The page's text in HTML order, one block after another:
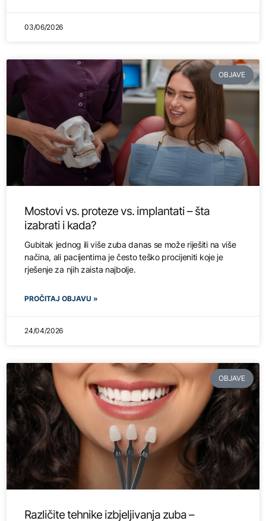
03/06/2026
OBJAVE
Mostovi vs. proteze vs. implantati – šta
izabrati i kada?
Gubitak jednog ili više zuba danas se može riješiti na više
načina, ali pacijentima je često teško procijeniti koje je
rješenje za njih zaista najbolje.
PROČITAJ OBJAVU »
24/04/2026
OBJAVE
Različite tehnike izbjeljivanja zuba –